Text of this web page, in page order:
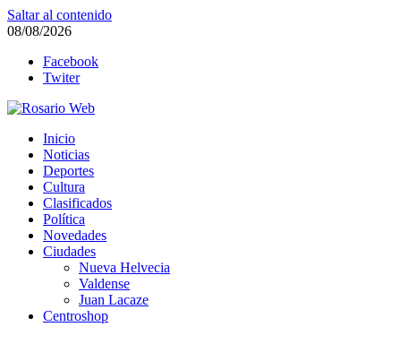
Saltar al contenido
08/08/2026
Facebook
Twiter
Rosario Web
Todas la noticias de Rosario y la zona
Inicio
Noticias
Deportes
Cultura
Clasificados
Política
Novedades
Ciudades
Nueva Helvecia
Valdense
Juan Lacaze
Centroshop